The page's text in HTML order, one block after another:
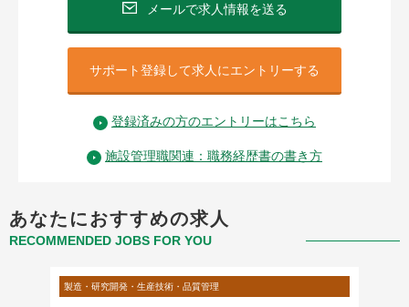
メールで求人情報を送る
サポート登録して求人にエントリーする
登録済みの方のエントリーはこちら
施設管理職関連：職務経歴書の書き方
あなたにおすすめの求人
RECOMMENDED JOBS FOR YOU
製造・研究開発・生産技術・品質管理